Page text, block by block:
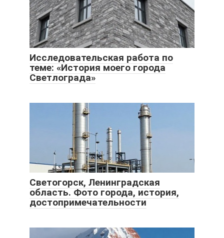
Исследовательская работа по
теме: «История моего города
Светлограда»
Светогорск, Ленинградская
область. Фото города, история,
достопримечательности